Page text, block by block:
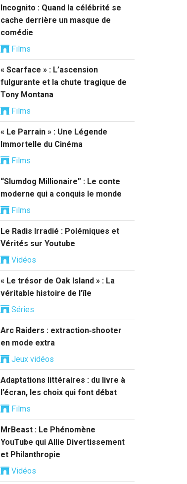
Incognito : Quand la célébrité se
cache derrière un masque de
comédie
Films
« Scarface » : L’ascension
fulgurante et la chute tragique de
Tony Montana
Films
« Le Parrain » : Une Légende
Immortelle du Cinéma
Films
“Slumdog Millionaire” : Le conte
moderne qui a conquis le monde
Films
Le Radis Irradié : Polémiques et
Vérités sur Youtube
Vidéos
« Le trésor de Oak Island » : La
véritable histoire de l’île
Séries
Arc Raiders : extraction‑shooter
en mode extra
Jeux vidéos
Adaptations littéraires : du livre à
l’écran, les choix qui font débat
Films
MrBeast : Le Phénomène
YouTube qui Allie Divertissement
et Philanthropie
Vidéos